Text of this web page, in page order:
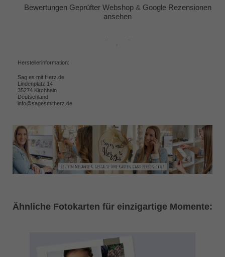
Bewertungen Geprüfter Webshop& Google Rezensionen
ansehen
Herstellerinformation:
Sag es mit Herz.de
Lindenplatz 14
35274 Kirchhain
Deutschland
info@sagesmitherz.de
Ähnliche Fotokarten für einzigartige Momente: